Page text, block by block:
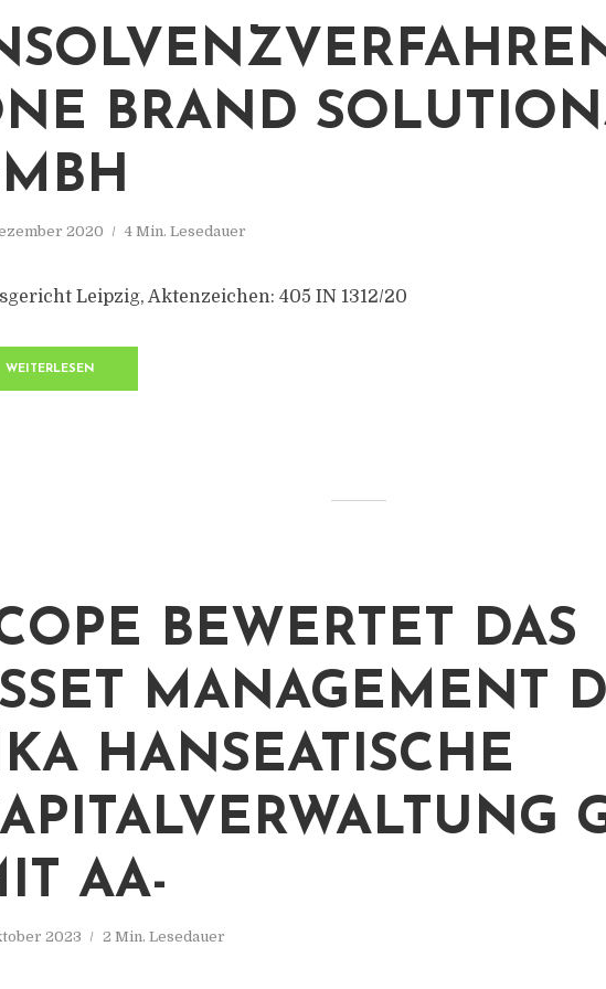
BRAND
2020 4 Min. Lesedauer
Leipzig, Aktenzeichen: 405 IN 1312/20
WEITERLESEN
BEWERTET DAS
MANAGEMENT
HANSEATISCHE
AA-
2023 2 Min. Lesedauer